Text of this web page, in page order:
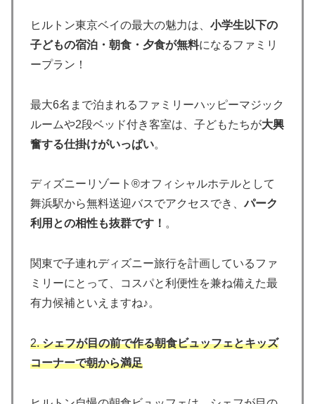
ヒルトン東京ベイの最大の魅力は、 小学生以下の
子どもの宿泊・朝食・夕食が無料になるファミリ
ープラン！
最大6名まで泊まれるファミリーハッピーマジック
ルームや2段ベッド付き客室は、子どもたちが大興
奮する仕掛けがいっぱい。
ディズニーリゾート®オフィシャルホテルとして
舞浜駅から無料送迎バスでアクセスでき、パーク
利用との相性も抜群です！ 。
関東で子連れディズニー旅行を計画しているファ
ミリーにとって、コスパと利便性を兼ね備えた最
有力候補といえますね♪。
2.シェフが目の前で作る朝食ビュッフェとキッズ
コーナーで朝から満足